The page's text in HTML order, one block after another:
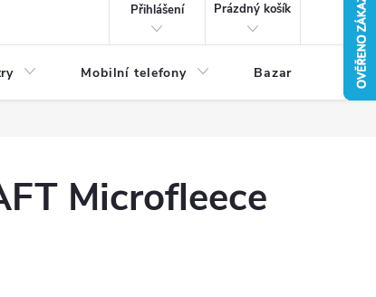
Přihlášení
Prázdný košík
Mobilní telefony Bazar Servis
Microfleece